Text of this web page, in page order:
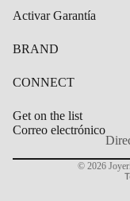
Activar Garantía
BRAND
CONNECT
Get on the list
Correo electrónico
© 2026
Política de